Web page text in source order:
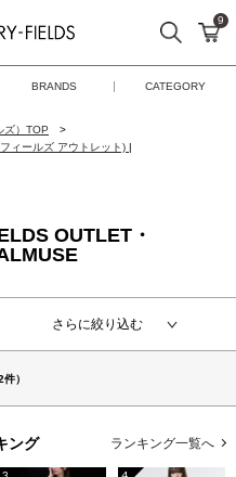
STRAWBERRY-FIELDS
検索 カ
9
BRANDS CATEGORY
ズ）TOP
ィールズ アウトレット) |
OUTLET・
さらに絞り込む
件）
ング ランキング一覧へ